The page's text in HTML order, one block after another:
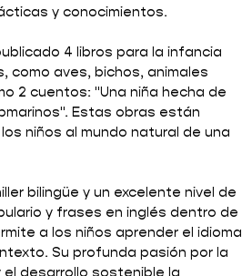
y conocimientos.
4 libros para la infancia
como aves, bichos, animales
2 cuentos: "Una niña hecha de
Estas obras están
niños al mundo natural de una
bilingüe y un excelente nivel de
y frases en inglés dentro de
a los niños aprender el idioma
Su profunda pasión por la
desarrollo sostenible la